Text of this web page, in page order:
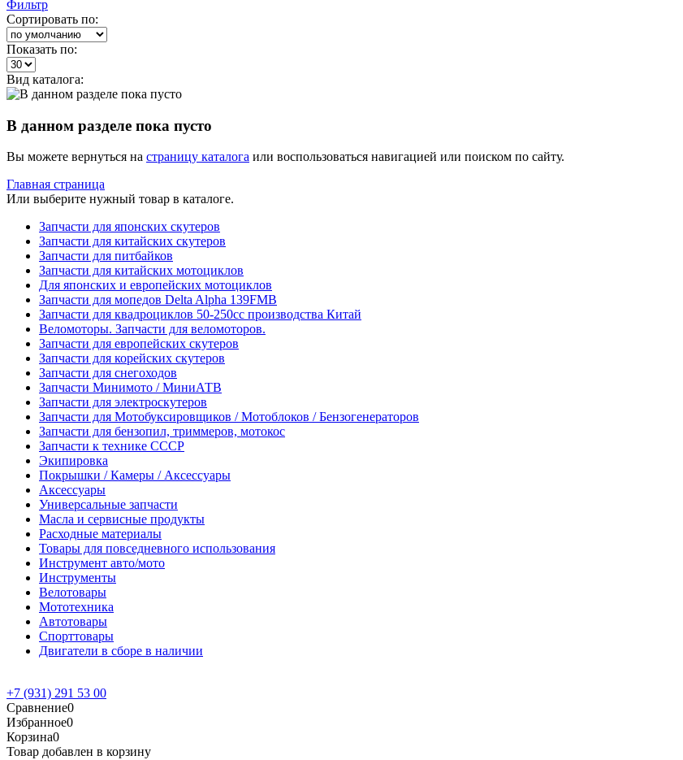
Фильтр
Сортировать по:
Показать по:
Вид каталога:
В данном разделе пока пусто
Вы можете вернуться на страницу каталога или воспользоваться навигацией или поиском по сайту.
Главная страница
Или выберите нужный товар в каталоге.
Запчасти для японских скутеров
Запчасти для китайских скутеров
Запчасти для питбайков
Запчасти для китайских мотоциклов
Для японских и европейских мотоциклов
Запчасти для мопедов Delta Alpha 139FMB
Запчасти для квадроциклов 50-250сс производства Китай
Веломоторы. Запчасти для веломоторов.
Запчасти для европейских скутеров
Запчасти для корейских скутеров
Запчасти для снегоходов
Запчасти Минимото / МиниАТВ
Запчасти для электроскутеров
Запчасти для Мотобуксировщиков / Мотоблоков / Бензогенераторов
Запчасти для бензопил, триммеров, мотокос
Запчасти к технике СССР
Экипировка
Покрышки / Камеры / Аксессуары
Аксессуары
Универсальные запчасти
Масла и сервисные продукты
Расходные материалы
Товары для повседневного использования
Инструмент авто/мото
Инструменты
Велотовары
Мототехника
Автотовары
Спорттовары
Двигатели в сборе в наличии
+7 (931) 291 53 00
Сравнение0
Избранное0
Корзина0
Товар добавлен в корзину